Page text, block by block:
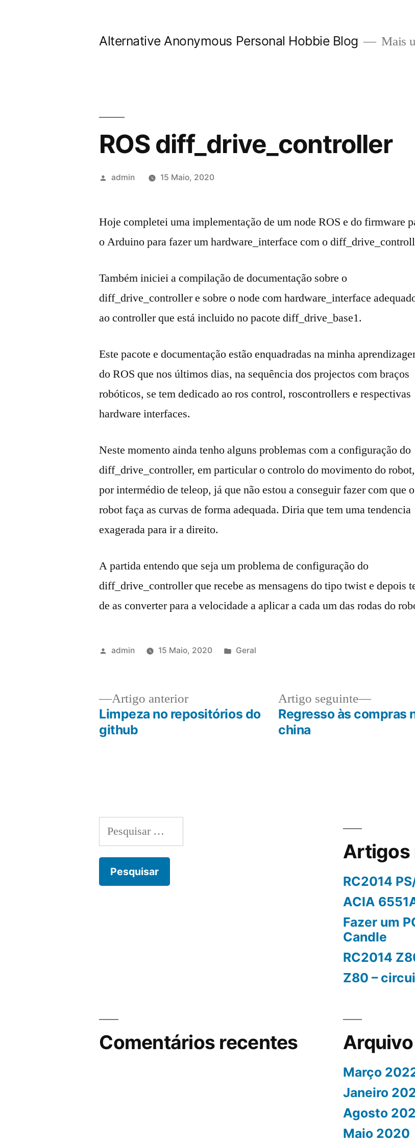
Alternative Anonymous Personal Hobbie Blog Mais
ROS diff_drive_controller
Publicado
admin 15 Maio, 2020
Hoje completei uma implementação de um node ROS e do firmware
o Arduino para fazer um hardware_interface com o
Também iniciei a compilação de documentação sobre o
diff_drive_controller e sobre o node com hardware_interface
ao controller que está incluido no pacote diff_drive_base1.
Este pacote e documentação estão enquadradas na minha
do ROS que nos últimos dias, na sequência dos projectos com braços
robóticos, se tem dedicado ao ros control, roscontrollers e respectivas
hardware interfaces.
Neste momento ainda tenho alguns problemas com a configuração do
diff_drive_controller, em particular o controlo do movimento do robot,
por intermédio de teleop, já que não estou a conseguir fazer com que o
robot faça as curvas de forma adequada. Diria que tem uma tendencia
exagerada para ir a direito.
A partida entendo que seja um problema de configuração do
diff_drive_controller que recebe as mensagens do tipo twist e depois
de as converter para a velocidade a aplicar a cada um das rodas do
Publicado
admin 15 Maio, 2020
Publicado
Geral
Navegação
Artigo anteriorArtigo
anterior:
Limpeza no repositórios do
github
Artigo seguinte
Artigo
Regresso às compras
china
Pesquisar
por:
Artigos
RC2014
ACIA
Fazer um
Candle
RC2014
Z80 –
Comentários recentes Arquivo
Março
Janeiro
Agosto
Maio 2020